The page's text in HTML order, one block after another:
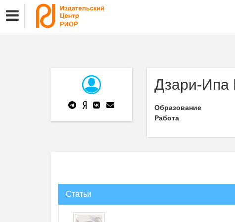
Дзари-Ипа
Образование
Работа
Статьи